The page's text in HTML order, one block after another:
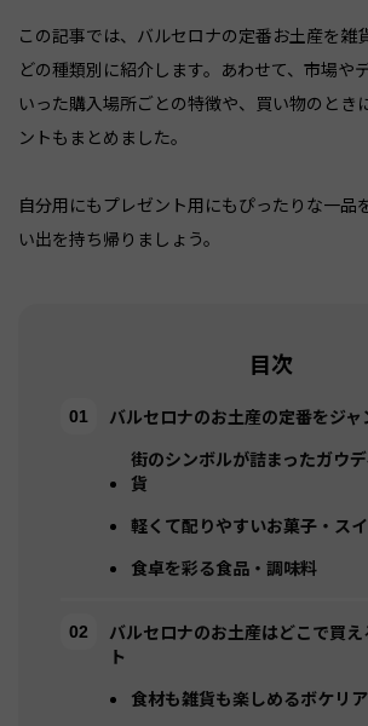
この記事では、バルセロナの定番お土産を雑
どの種類別に紹介します。あわせて、市場や
いった購入場所ごとの特徴や、買い物のとき
ントもまとめました。
自分用にもプレゼント用にもぴったりな一品
い出を持ち帰りましょう。
目次
バルセロナのお土産の定番をジ
街のシンボルが詰まったガウ
貨
軽くて配りやすいお菓子・ス
食卓を彩る食品・調味料
バルセロナのお土産はどこで買
ト
食材も雑貨も楽しめるボケリ